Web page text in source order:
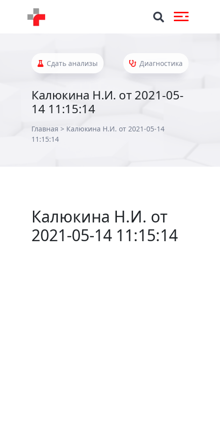
Сдать анализы Диагностика
Калюкина Н.И. от 2021-05-
14 11:15:14
Главная > Калюкина Н.И. от 2021-05-14
11:15:14
Калюкина Н.И. от
2021-05-14 11:15:14